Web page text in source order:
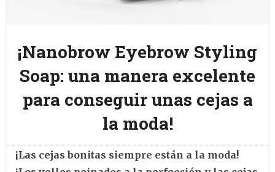
¡Nanobrow Eyebrow Styling
Soap: una manera excelente
para conseguir unas cejas a
la moda!
¡Las cejas bonitas siempre están a la moda!